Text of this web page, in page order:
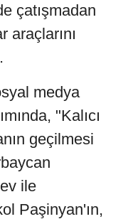
çatışmadan
araçlarını
medya
"Kalıcı
geçilmesi
ile
Paşinyan'ın,